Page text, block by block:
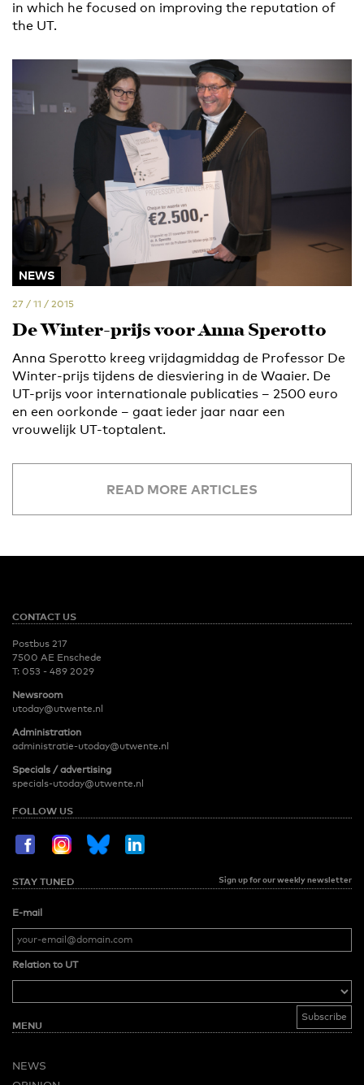
in which he focused on improving the reputation of
the UT.
NEWS
27 / 11 / 2015
De Winter-prijs voor Anna Sperotto
Anna Sperotto kreeg vrijdagmiddag de Professor De
Winter-prijs tijdens de diesviering in de Waaier. De
UT-prijs voor internationale publicaties – 2500 euro
en een oorkonde – gaat ieder jaar naar een
vrouwelijk UT-toptalent.
READ MORE ARTICLES
CONTACT US
Postbus 217
7500 AE Enschede
T: 053 - 489 2029
Newsroom
utoday@utwente.nl
Administration
administratie-utoday@utwente.nl
Specials / advertising
specials-utoday@utwente.nl
FOLLOW US
STAY TUNED Sign up for our weekly newsletter
E-mail
Relation to UT
MENU
NEWS